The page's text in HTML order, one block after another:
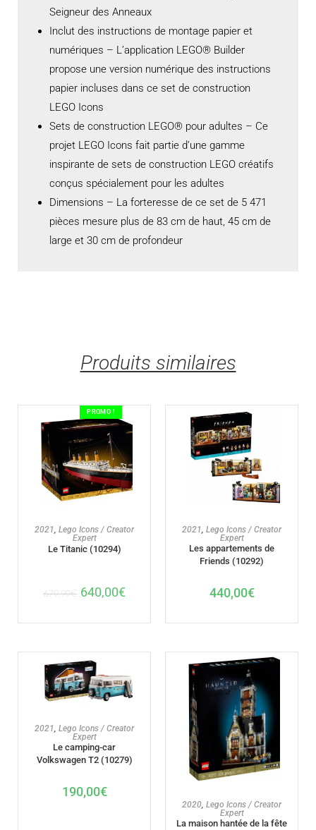
Seigneur des Anneaux
Inclut des instructions de montage papier et
numériques – L’application LEGO® Builder
propose une version numérique des instructions
papier incluses dans ce set de construction
LEGO Icons
Sets de construction LEGO® pour adultes – Ce
projet LEGO Icons fait partie d’une gamme
inspirante de sets de construction LEGO créatifs
conçus spécialement pour les adultes
Dimensions – La forteresse de ce set de 5 471
pièces mesure plus de 83 cm de haut, 45 cm de
large et 30 cm de profondeur
Produits similaires
PROMO !
AJOUTER AU PANIER
2021, Lego Icons / Creator
Expert
Le Titanic (10294)
679,99€ 640,00€
AJOUTER AU PANIER
2021, Lego Icons / Creator
Expert
Les appartements de
Friends (10292)
440,00€
AJOUTER AU PANIER
2021, Lego Icons / Creator
Expert
Le camping-car
Volkswagen T2 (10279)
190,00€
AJOUTER AU PANIER
2020, Lego Icons / Creator
Expert
La maison hantée de la fête